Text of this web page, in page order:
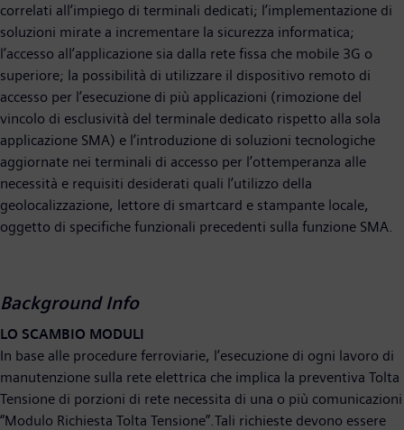
correlati all’impiego di terminali dedicati; l’implementazione di
soluzioni mirate a incrementare la sicurezza informatica;
l’accesso all’applicazione sia dalla rete fissa che mobile 3G o
superiore; la possibilità di utilizzare il dispositivo remoto di
accesso per l’esecuzione di più applicazioni (rimozione del
vincolo di esclusività del terminale dedicato rispetto alla sola
applicazione SMA) e l’introduzione di soluzioni tecnologiche
aggiornate nei terminali di accesso per l’ottemperanza alle
necessità e requisiti desiderati quali l’utilizzo della
geolocalizzazione, lettore di smartcard e stampante locale,
oggetto di specifiche funzionali precedenti sulla funzione SMA.
Background Info
LO SCAMBIO MODULI
In base alle procedure ferroviarie, l’esecuzione di ogni lavoro di
manutenzione sulla rete elettrica che implica la preventiva Tolta
Tensione di porzioni di rete necessita di una o più comunicazioni
“Modulo Richiesta Tolta Tensione”.Tali richieste devono essere